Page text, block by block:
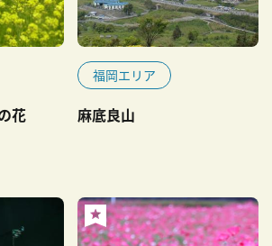
花
福岡エリア
麻底良山